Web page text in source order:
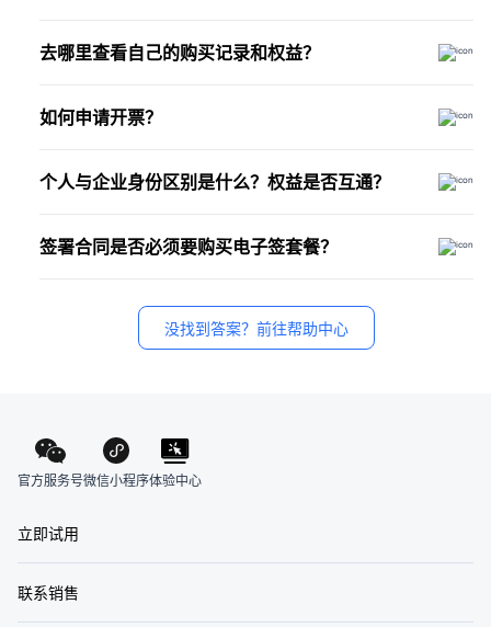
退款，请根据自身使用情况购买。
去哪里查看自己的购买记录和权益？
PC端：购买成功后，可登录法大大
「更多-
小程序端： 购买成功后，可登录法大大电子合同
用」中查看已购产品与订单记录等信息。
加载失败
如何申请开票？
请开票」列表中申请开票。
请提供订单信息咨询在线客服，申请人工开票。
个人与企业身份区别是什么？权益是否互通？
如果需要企业名义完成合同发起，在完成个人实名后才能去
创建企业身份提交企业实名信息，企业身份审核完成后，后
PS：个人身份与企业身份权益互不相通（如：购买企业版本/签
署包等产品服务仅限企业身份使用）
签署合同是否必须要购买电子签套餐？
餐包，完成实名认证后等待对方给您发送合同后，登录帐号
按页面指引完成签署即可。
可咨询平台方）。
没找到答案？前往帮助中心
官方服务号微信小程序体验中心
立即试用
联系销售